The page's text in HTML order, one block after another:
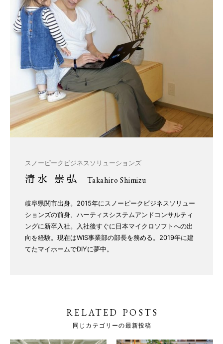
スノーピークビジネスソリューションズ
清水 崇弘 Takahiro Shimizu
岐阜県関市出身。2015年にスノーピークビジネスソリュー
ションズの前身、ハーティスシステムアンドコンサルティ
ングに新卒入社。入社後すぐに日本マイクロソフトへの出
向を経験。現在はWIS事業部の部長を務める。2019年に建
てたマイホームでDIYに夢中。
RELATED POSTS
同じカテゴリーの最新投稿